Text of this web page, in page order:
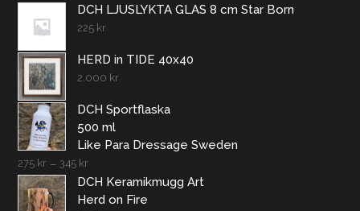
DCH LJUSLYKTA GLAS 8 cm Star Born
225 kr
HERD in TIDE 40x40
2.000 kr
DCH Sportflaska
500 ml
Like Para Dressage Sweden
275 kr – 345 kr
DCH Keramikmugg Art
Herd on Fire